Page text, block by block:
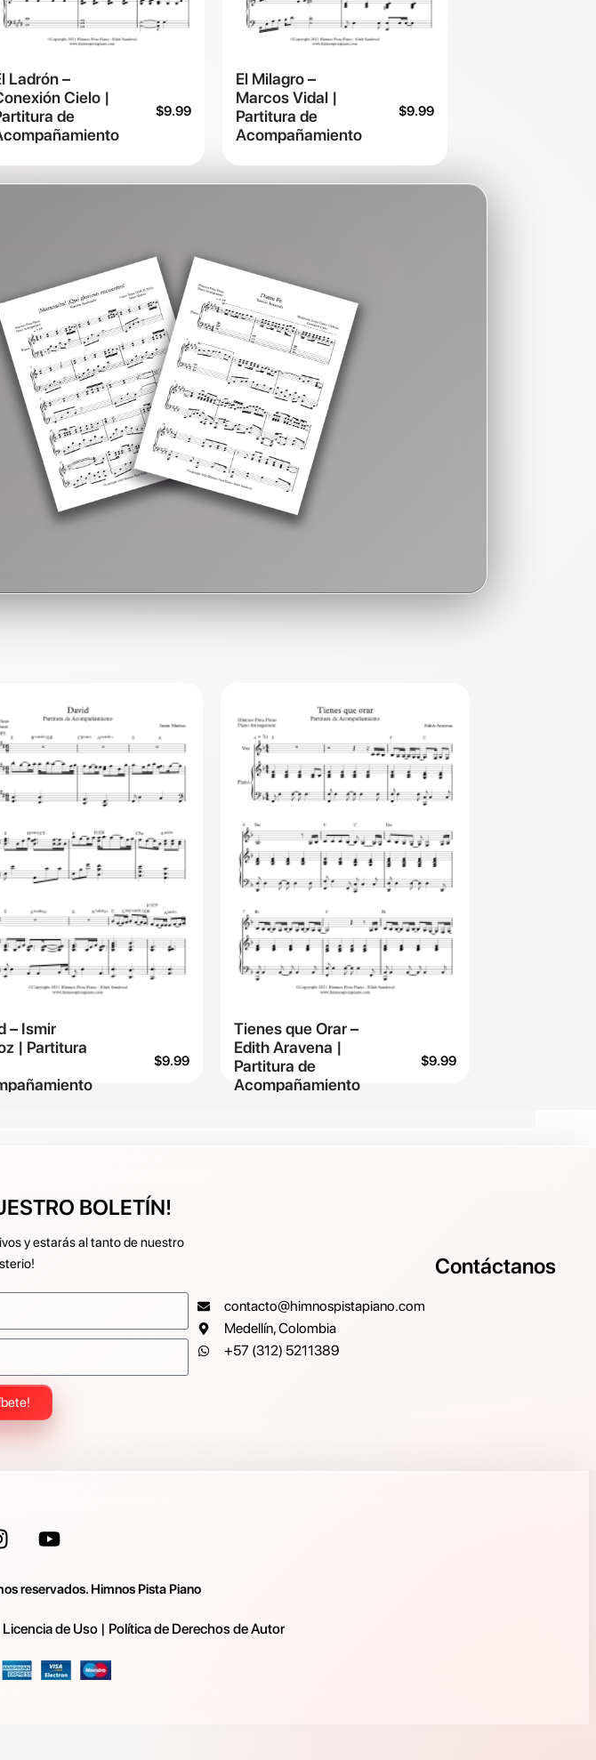
Ladrón –
Cielo |
de
$9.99
El Milagro –
Marcos Vidal |
Partitura de
Acompañamiento
$9.99
– Ismir
| Partitura
$9.99
Tienes que Orar –
Edith Aravena |
Partitura de
Acompañamiento
$9.99
BOLETÍN!
y estarás al tanto de nuestro
Contáctanos
contacto@himnospistapiano.com
Medellín, Colombia
+57 (312) 5211389
reservados. Himnos Pista Piano
Licencia de Uso| Política de Derechos de Autor